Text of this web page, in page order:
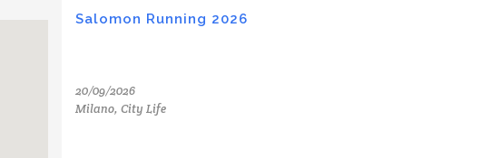
Salomon Running 2026
20/09/2026
Milano, City Life